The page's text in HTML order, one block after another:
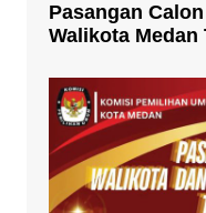
Pasangan
Walikota Medan